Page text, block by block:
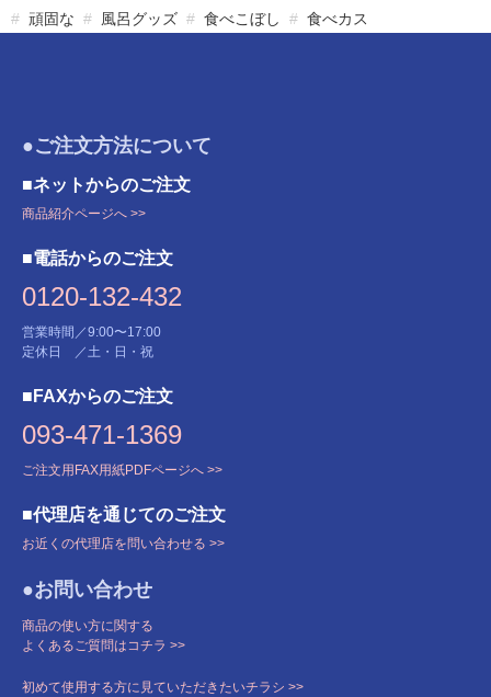
頑固な
風呂グッズ 食べこぼし 食べカス
●ご注文方法について
■ネットからのご注文
商品紹介ページへ >>
■電話からのご注文
0120-132-432
営業時間／9:00〜17:00
定休日 ／土・日・祝
■FAXからのご注文
093-471-1369
ご注文用FAX用紙PDFページへ >>
■代理店を通じてのご注文
お近くの代理店を問い合わせる >>
●お問い合わせ
商品の使い方に関する
よくあるご質問はコチラ >>
初めて使用する方に見ていただきたいチラシ >>